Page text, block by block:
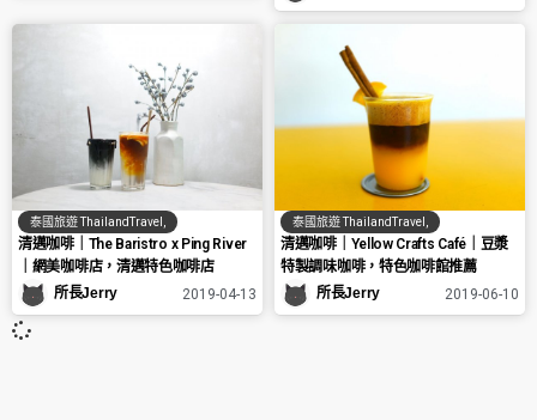
泰國旅遊 ThailandTravel ,
清邁咖啡｜The Baristro x Ping River
｜網美咖啡店，清邁特色咖啡店
所長Jerry
2019-04-13
泰國旅遊 ThailandTravel ,
清邁咖啡｜Yellow Crafts Café｜豆漿
特製調味咖啡，特色咖啡館推薦
所長Jerry
2019-06-10